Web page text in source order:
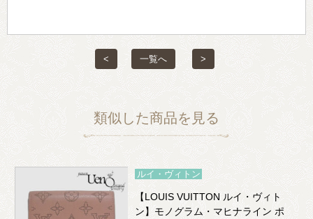
< 一覧へ >
類似した商品を見る
ルイ・ヴィトン
【LOUIS VUITTON ルイ・ヴィト
ン】モノグラム・マヒナライン ポ